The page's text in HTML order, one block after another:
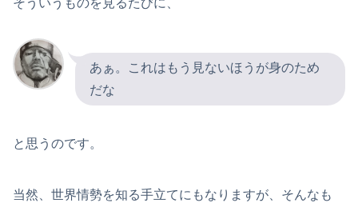
あぁ。これはもう見ないほうが身のため
だな
と思うのです。
当然、世界情勢を知る手立てにもなりますが、そんなも